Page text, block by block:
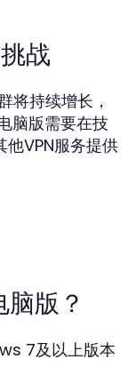
战
将持续增长，
脑版需要在技
VPN服务提供
版？
7及以上版本